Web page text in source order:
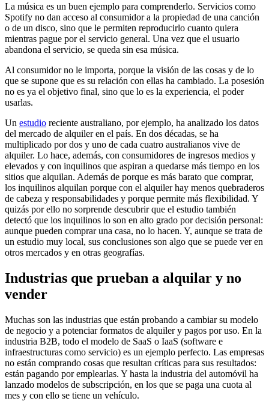
La música es un buen ejemplo para comprenderlo. Servicios como
Spotify no dan acceso al consumidor a la propiedad de una canción
o de un disco, sino que le permiten reproducirlo cuanto quiera
mientras pague por el servicio general. Una vez que el usuario
abandona el servicio, se queda sin esa música.
Al consumidor no le importa, porque la visión de las cosas y de lo
que se supone que es su relación con ellas ha cambiado. La posesión
no es ya el objetivo final, sino que lo es la experiencia, el poder
usarlas.
Un estudio reciente australiano, por ejemplo, ha analizado los datos
del mercado de alquiler en el país. En dos décadas, se ha
multiplicado por dos y uno de cada cuatro australianos vive de
alquiler. Lo hace, además, con consumidores de ingresos medios y
elevados y con inquilinos que aspiran a quedarse más tiempo en los
sitios que alquilan. Además de porque es más barato que comprar,
los inquilinos alquilan porque con el alquiler hay menos quebraderos
de cabeza y responsabilidades y porque permite más flexibilidad. Y
quizás por ello no sorprende descubrir que el estudio también
detectó que los inquilinos lo son en alto grado por decisión personal:
aunque pueden comprar una casa, no lo hacen. Y, aunque se trata de
un estudio muy local, sus conclusiones son algo que se puede ver en
otros mercados y en otras geografías.
Industrias que prueban a alquilar y no
vender
Muchas son las industrias que están probando a cambiar su modelo
de negocio y a potenciar formatos de alquiler y pagos por uso. En la
industria B2B, todo el modelo de SaaS o IaaS (software e
infraestructuras como servicio) es un ejemplo perfecto. Las empresas
no están comprando cosas que resultan críticas para sus resultados:
están pagando por emplearlas. Y hasta la industria del automóvil ha
lanzado modelos de subscripción, en los que se paga una cuota al
mes y con ello se tiene un vehículo.